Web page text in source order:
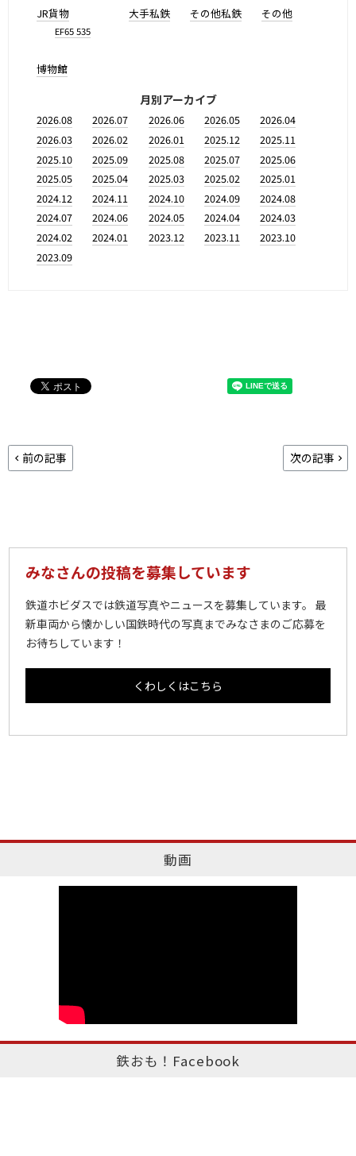
JR貨物
EF65 535
大手私鉄 その他私鉄 その他
博物館
月別アーカイブ
2026.08 2026.07 2026.06 2026.05
2026.04
2026.03
2026.02 2026.01 2025.12
2025.11
2025.10
2025.09 2025.08 2025.07
2025.06
2025.05
2025.04 2025.03 2025.02
2025.01
2024.12
2024.11 2024.10 2024.09
2024.08
2024.07
2024.06 2024.05 2024.04
2024.03
2024.02
2024.01 2023.12 2023.11
2023.10
2023.09
前の記事 次の記事
みなさんの投稿を募集しています
鉄道ホビダスでは鉄道写真やニュースを募集しています。 最
新車両から懐かしい国鉄時代の写真までみなさまのご応募を
お待ちしています！
くわしくはこちら
動画
鉄おも！Facebook